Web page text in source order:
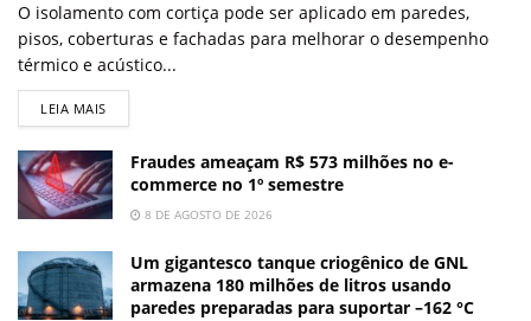
O isolamento com cortiça pode ser aplicado em paredes,
pisos, coberturas e fachadas para melhorar o desempenho
térmico e acústico...
LEIA MAIS
Fraudes ameaçam R$ 573 milhões no e-
commerce no 1º semestre
8 DE AGOSTO DE 2026
Um gigantesco tanque criogênico de GNL
armazena 180 milhões de litros usando
paredes preparadas para suportar –162 °C